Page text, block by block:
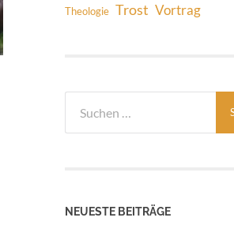
Theologie Trost Vortrag
nach:
NEUESTE BEITRÄGE